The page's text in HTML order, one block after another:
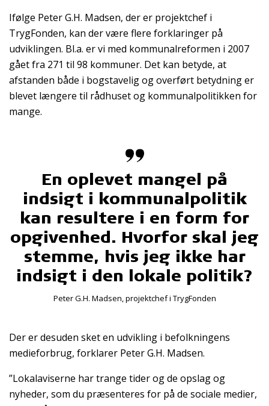
Ifølge Peter G.H. Madsen, der er projektchef i
TrygFonden, kan der være flere forklaringer på
udviklingen. Bl.a. er vi med kommunalreformen i 2007
gået fra 271 til 98 kommuner. Det kan betyde, at
afstanden både i bogstavelig og overført betydning er
blevet længere til rådhuset og kommunalpolitikken for
mange.
En oplevet mangel på
indsigt i kommunalpolitik
kan resultere i en form for
opgivenhed. Hvorfor skal jeg
stemme, hvis jeg ikke har
indsigt i den lokale politik?
Peter G.H. Madsen, projektchef i TrygFonden
Der er desuden sket en udvikling i befolkningens
medieforbrug, forklarer Peter G.H. Madsen.
”Lokalaviserne har trange tider og de opslag og
nyheder, som du præsenteres for på de sociale medier,